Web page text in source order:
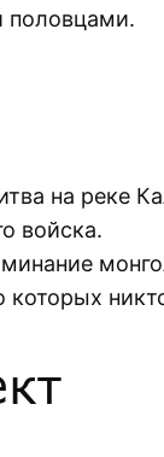
половцами.
на реке
войска.
которых